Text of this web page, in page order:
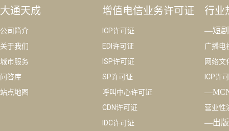
大通天成
公司简介
关于我们
城市服务
问答库
站点地图
增值电信业务许可证
ICP许可证
EDI许可证
ISP许可证
SP许可证
呼叫中心许可证
CDN许可证
IDC许可证
行业
—短
广播电
网络文
ICP许
营业性
—出版